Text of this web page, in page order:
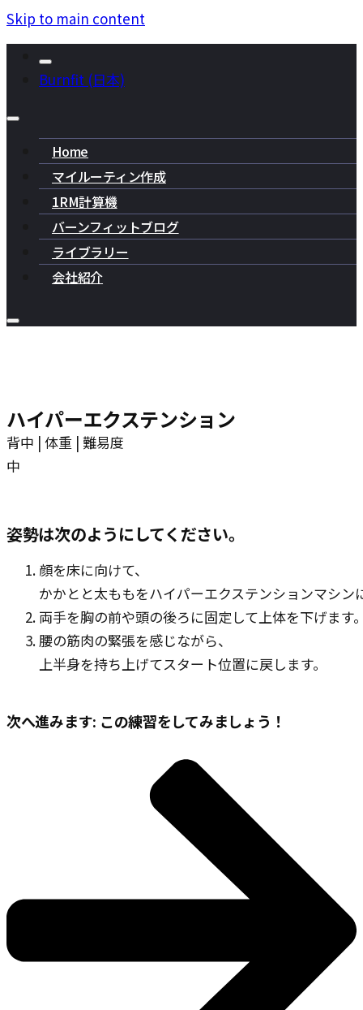
Skip to main content
Burnfit (日本)
Home
マイルーティン作成
1RM計算機
バーンフィットブログ
ライブラリー
会社紹介
ハイパーエクステンション
背中 | 体重 | 難易度
中
姿勢は次のようにしてください。
顔を床に向けて、
かかとと太ももをハイパーエクステンションマシン
両手を胸の前や頭の後ろに固定して上体を下げます
腰の筋肉の緊張を感じながら、
上半身を持ち上げてスタート位置に戻します。
次へ進みます: この練習をしてみましょう！